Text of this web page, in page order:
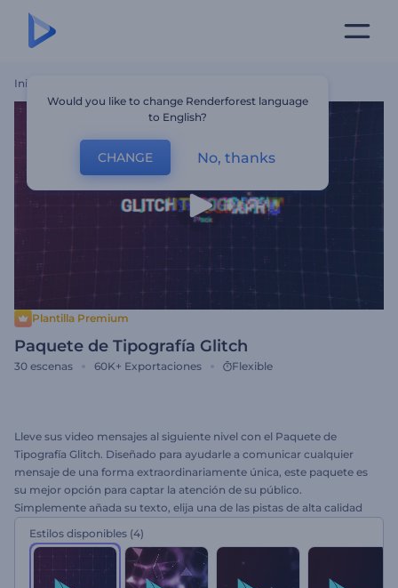
Inicio
Plantilla Premium
Paquete de Tipografía Glitch
30 escenas 60K+ Exportaciones Flexible
Lleve sus video mensajes al siguiente nivel con el Paquete de
Tipografía Glitch. Diseñado para ayudarle a comunicar cualquier
mensaje de una forma extraordinariamente única, este paquete es
su mejor opción para captar la atención de su público.
Simplemente añada su texto, elija una de las pistas de alta calidad
pocos minutos. Perfecto para anuncios de televisión, intros de
presentaciones, diferentes video mensajes, videos de frases y
mucho más. ¡Pruebe esta exclusiva tipografía ahora mismo!
Estilos disponibles (4)
Would you like to change Renderforest language
to English?
CHANGE No, thanks